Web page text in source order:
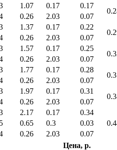
1.07 0.17 0.17
0.26 2.03
0.07
1.37 0.17 0.22
0.26 2.03
0.07
1.57 0.17 0.25
0.26 2.03
0.07
1.77 0.17 0.28
0.26 2.03
0.07
1.97 0.17 0.31
0.26 2.03 0.07
2.17 0.17
0.34
0.65 0.3
0.03
0.26 2.03
0.07
Цена, р.